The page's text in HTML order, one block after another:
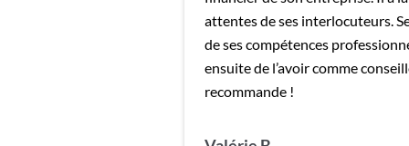
attentes de ses interlocuteurs.
de ses compétences
ensuite de l’avoir comme
recommande !